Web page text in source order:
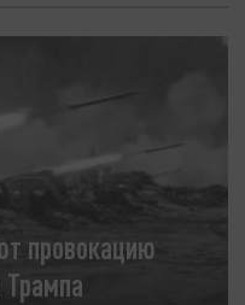
провокацию
Трампа